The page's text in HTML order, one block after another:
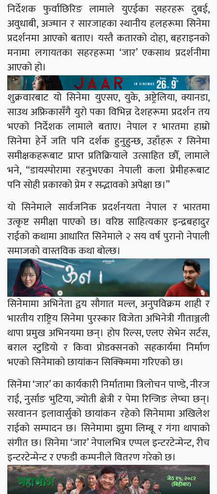
निर्देशक फुर्वाछिरिङ लामाले युएईका सहरहरू दुबई,
अवुधाबी, अज्मान र सारजाहका स्थानीय हलहरूमा सिनेमा
प्रदर्शनमा आएको बताए। यस्तै कतारको दोहा, बहराइनको
मनामा लगायतका सहरहरूमा ‘जार’ एकसाथ प्रदर्शनीमा
आएको हो।
शुक्रवारबाट यो सिनेमा युएसए, युके, अष्ट्रेलिया, क्यानडा,
साउथ अफ्रिकासँगै युरो पका विभिन्न देशहरूमा प्रदर्शन तय
भएको निर्देशक लामाले बताए। नेपाल र भारतमा हाम्रो
सिनेमा हेर्ने जति पनि दर्शक हुनुहुन्छ, उहाँहरू र सिनेमा
समीक्षकहरूबाट प्राप्त प्रतिक्रियाले उत्साहित छौँ, लामाले
भने, “डायस्पोरामा रहनुभएका नेपाली कला प्रेमीहरूबाट
पनि सोही प्रकारको प्रेम र सद्भावको अपेक्षा छ।”
यो सिनेमाले सार्वजनिक प्रदर्शनयता नेपाल र भारतमा
उत्कृष्ट समीक्षा पाएको छ। वरिष्ठ साहित्यकार इन्द्रबहादुर
राईको कथामा आधारित सिनेमाले २ सय वर्ष पुरानो नेपाली
समाजको वास्तविक कथा बोल्छ।
सिनेमामा अभिनेता द्वय सौगात मल्ल, अनुपविक्रम शाही र
भारतीय राष्ट्रिय सिनेमा पुरस्कार विजेता अभिनेत्री गीताञ्जली
थापा प्रमुख अभिनयमा छन्। होप रिल्स, एलए सेभेन सर्टस,
बराल स्टुडियो र किवा प्रोडक्सनको सहकार्यमा निर्माण
भएको सिनेमाको छायांकन सिक्किममा गरिएको छ।
सिनेमा ‘जार’ का कार्यकारी निर्मातामा त्रिलोचन पाण्डे, नीरज
राई, नुर्साङ भुटिया, ज्योती क्षेत्री र पेमा रिन्जिङ लेप्चा छन्।
सरवानन इलावार्सुको छायांकन रहेको सिनेमामा अखिलेश
राईको सम्पादन छ। सिनेमामा झुमा लिम्बू र गंगा थापाको
संगीत छ। सिनेमा ‘जार’ नेपालभित्र एप्पल इन्टरटेन्मेन्ट, रीच
इन्टरटेन्मेन्ट र एफडी कम्पनीले वितरण गरेको छ।